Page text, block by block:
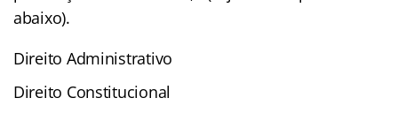
abaixo).
Direito Administrativo
Direito Constitucional